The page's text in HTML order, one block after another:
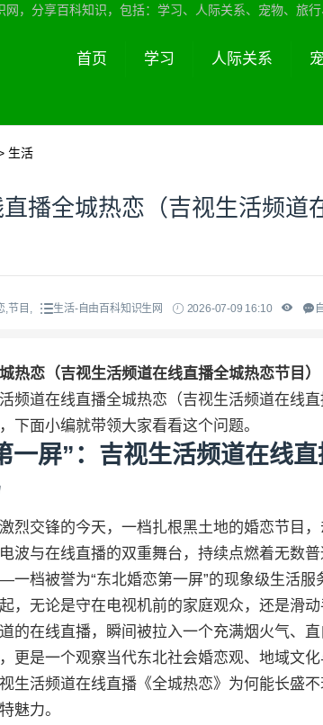
网，分享百科知识，包括：学习、人际关系、宠物、旅
首页 学习 人际关系
生活
播全城热恋（吉视生活频道
,节目, 生活-自由百科知识生网 2026-07-09 16:10
热恋（吉视生活频道在线直播全城热恋节目）
频道在线直播全城热恋（吉视生活频道在线直
下面小编就带领大家看看这个问题。
一屏”：吉视生活频道在线
烈交锋的今天，一档扎根黑土地的婚恋节目
波与在线直播的双重舞台，持续点燃着无数普
档被誉为“东北婚恋第一屏”的现象级生活服
，无论是守在电视机前的家庭观众，还是滑
的在线直播，瞬间被拉入一个充满烟火气、
更是一个观察当代东北社会婚恋观、地域文
生活频道在线直播《全城热恋》为何能长盛
魅力。